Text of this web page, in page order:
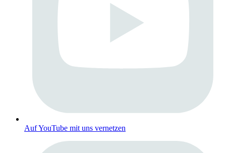
Auf YouTube mit uns vernetzen